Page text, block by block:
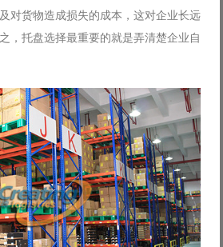
对货物造成损失的成本，这对企业长远
，托盘选择最重要的就是弄清楚企业自